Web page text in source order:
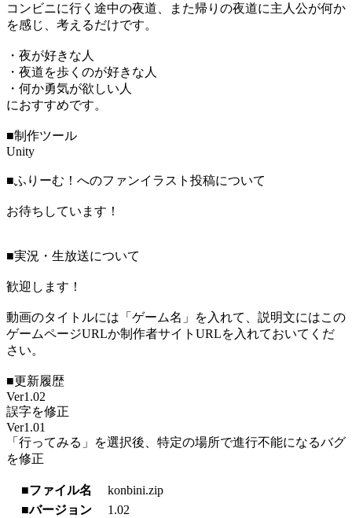
コンビニに行く途中の夜道、また帰りの夜道に主人公が何か
を感じ、考えるだけです。
・夜が好きな人
・夜道を歩くのが好きな人
・何か勇気が欲しい人
におすすめです。
■制作ツール
Unity
■ふりーむ！へのファンイラスト投稿について
お待ちしています！
■実況・生放送について
歓迎します！
動画のタイトルには「ゲーム名」を入れて、説明文にはこの
ゲームページURLか制作者サイトURLを入れておいてくだ
さい。
■更新履歴
Ver1.02
誤字を修正
Ver1.01
「行ってみる」を選択後、特定の場所で進行不能になるバグ
を修正
■ファイル名
konbini.zip
■バージョン
1.02